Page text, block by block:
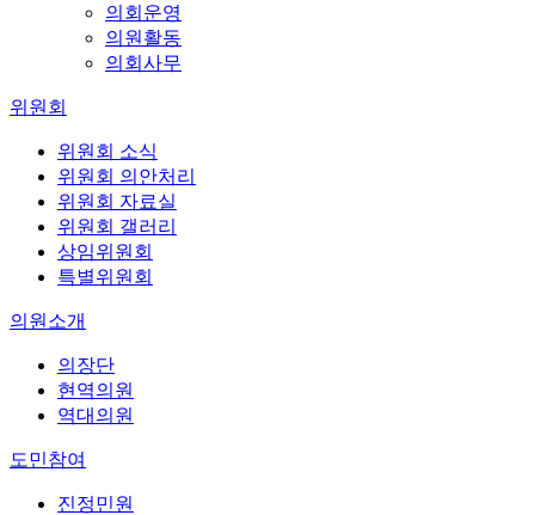
의회운영
의원활동
의회사무
위원회
위원회 소식
위원회 의안처리
위원회 자료실
위원회 갤러리
상임위원회
특별위원회
의원소개
의장단
현역의원
역대의원
도민참여
진정민원